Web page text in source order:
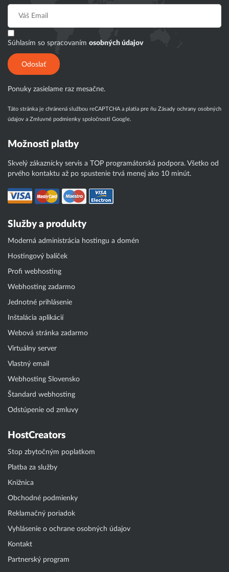
Súhlasím so spracovaním osobných údajov
Odoslať
Ponuky zasielame raz mesačne.
Táto stránka je chránená službou reCAPTCHA a platia pre ňu Zásady ochrany osobných
údajov a Zmluvné podmienky spoločnosti Google.
Možnosti platby
Skvelý zákaznícky servis a TOP programátorská podpora. Všetko od
prvého kontaktu až po spustenie trvá menej ako 10 minút.
Služby a produkty
Moderná administrácia hostingu a domén
Hostingový balíček
Profi webhosting
Webhosting zadarmo
Jednotné prihlásenie
Inštalácia aplikácií
Webová stránka zadarmo
Virtuálny server
Vlastný email
Webhosting Slovensko
Štandard webhosting
Odstúpenie od zmluvy
HostCreators
Stop zbytočným poplatkom
Platba za služby
Knižnica
Obchodné podmienky
Reklamačný poriadok
Vyhlásenie o ochrane osobných údajov
Kontakt
Partnerský program